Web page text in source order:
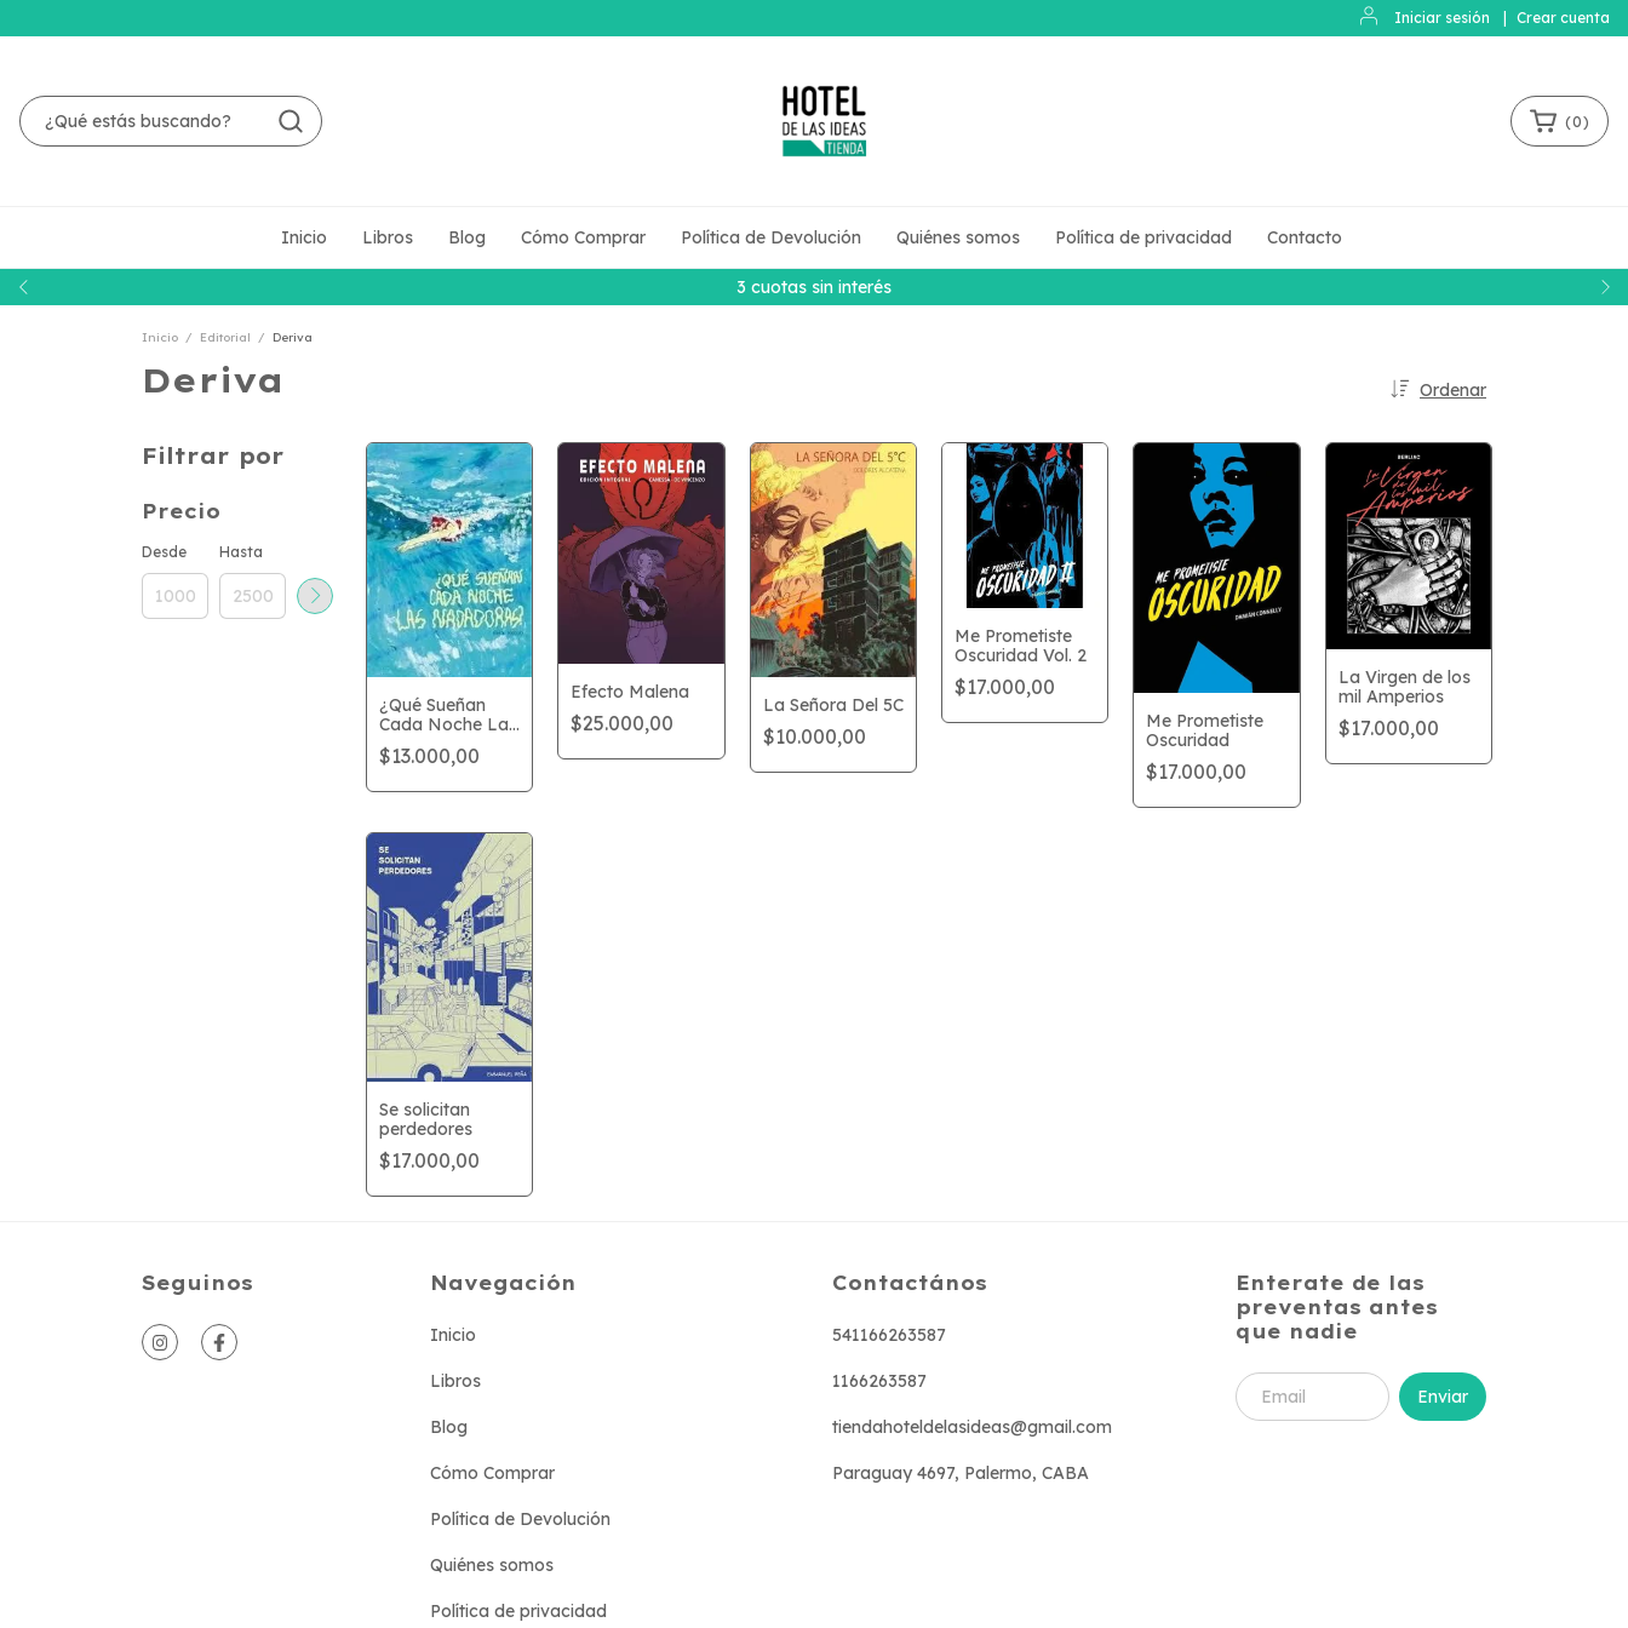
Iniciar sesión Crear cuenta
3 cuotas sin interés
(0)
Inicio Libros Blog Cómo Comprar Política de Devolución Quiénes somos Política de privacidad Contacto
Inicio / Editorial / Deriva
Deriva Ordenar
Filtrar por
Precio
Desde Hasta
¿Qué Sueñan
Cada Noche Las
Nadadoras?
$13.000,00
Efecto Malena
$25.000,00
La Señora Del 5C
$10.000,00
Me Prometiste
Oscuridad Vol. 2
$17.000,00
Me Prometiste
Oscuridad
$17.000,00
La Virgen de los
mil Amperios
$17.000,00
Se solicitan
perdedores
$17.000,00
Seguinos Navegación
Inicio
Libros
Blog
Cómo Comprar
Política de Devolución
Quiénes somos
Política de privacidad
Contactános
541166263587
1166263587
tiendahoteldelasideas@gmail.com
Paraguay 4697, Palermo, CABA
Enterate de las
preventas antes
que nadie